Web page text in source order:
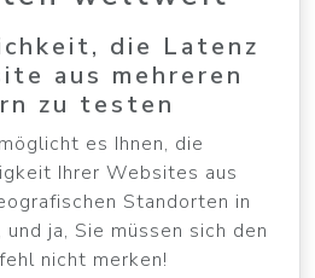
die Latenz
aus mehreren
zu testen
es Ihnen, die
Ihrer Websites aus
Standorten in
ja, Sie müssen sich den
nicht merken!